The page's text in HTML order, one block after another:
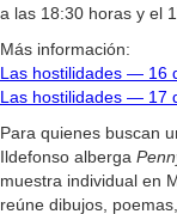
a las 18:30 horas y el
Más información:
Las hostilidades — 16
Las hostilidades — 17
Para quienes buscan
Ildefonso alberga
muestra individual en
reúne dibujos,